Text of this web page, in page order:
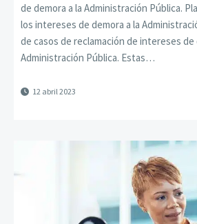
de demora a la Administración Pública.
los intereses de demora a la
de casos de reclamación de intereses de
Administración Pública. Estas…
12 abril 2023